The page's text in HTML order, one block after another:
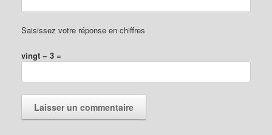
Saisissez votre réponse en chiffres
vingt − 3 =